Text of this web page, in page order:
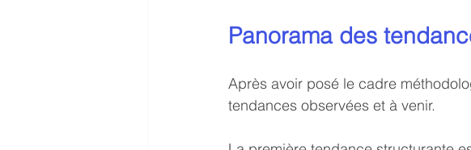
Panorama des
Après avoir posé le cadre
tendances observées et à venir.